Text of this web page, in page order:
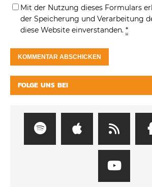
Mit der Nutzung dieses Formulars
der Speicherung und Verarbeitung
diese Website einverstanden. *
FOLGE UNS BEI